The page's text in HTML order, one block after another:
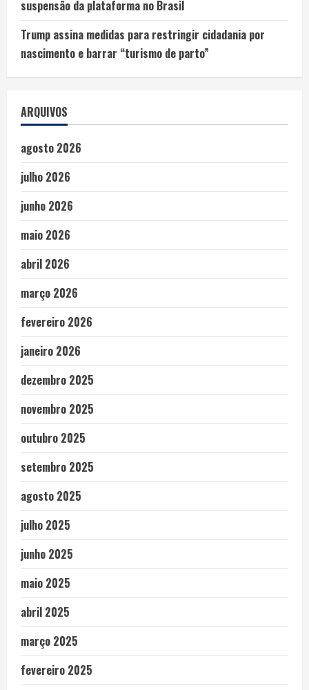
suspensão da plataforma no Brasil
Trump assina medidas para restringir cidadania por
nascimento e barrar “turismo de parto”
ARQUIVOS
agosto 2026
julho 2026
junho 2026
maio 2026
abril 2026
março 2026
fevereiro 2026
janeiro 2026
dezembro 2025
novembro 2025
outubro 2025
setembro 2025
agosto 2025
julho 2025
junho 2025
maio 2025
abril 2025
março 2025
fevereiro 2025